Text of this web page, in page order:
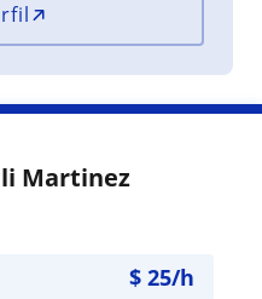
Martinez
$ 25/h